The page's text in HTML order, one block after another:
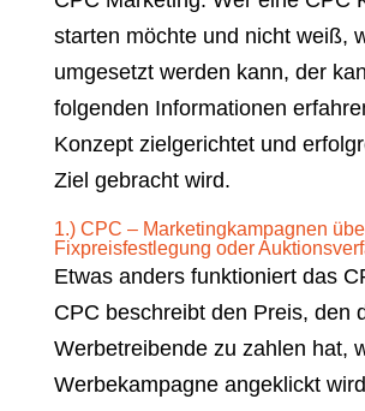
starten möchte und nicht weiß,
umgesetzt werden kann, der
folgenden Informationen
Konzept zielgerichtet und
Ziel gebracht wird.
1.) CPC – Marketingkampagnen
Fixpreisfestlegung oder
Etwas anders funktioniert das
CPC beschreibt den Preis, den
Werbetreibende zu zahlen hat,
Werbekampagne angeklickt